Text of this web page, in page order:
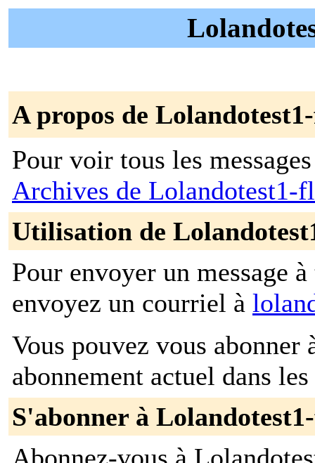
A propos de
Pour voir tous les
Archives de Lolandotest1-
Utilisation de
Pour envoyer un message
envoyez un courriel à
Vous pouvez vous
abonnement actuel dans
S'abonner à